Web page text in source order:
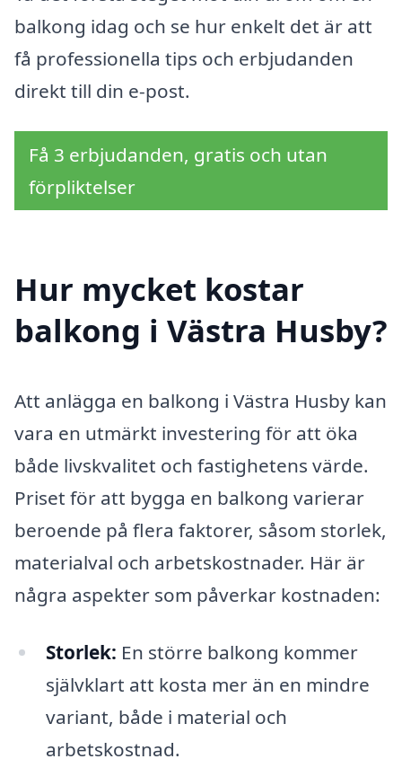
balkong idag och se hur enkelt det är att
få professionella tips och erbjudanden
direkt till din e-post.
Få 3 erbjudanden, gratis och utan
förpliktelser
Hur mycket kostar
balkong i Västra Husby?
Att anlägga en balkong i Västra Husby kan
vara en utmärkt investering för att öka
både livskvalitet och fastighetens värde.
Priset för att bygga en balkong varierar
beroende på flera faktorer, såsom storlek,
materialval och arbetskostnader. Här är
några aspekter som påverkar kostnaden:
Storlek: En större balkong kommer
självklart att kosta mer än en mindre
variant, både i material och
arbetskostnad.